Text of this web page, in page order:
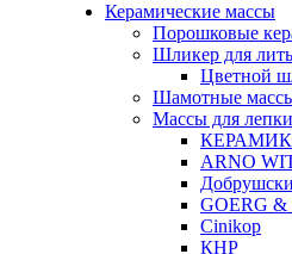
Керамические массы
Порошковые
Шликер для
Цветной
Шамотные
Массы для лепки
ARNO
GOERG &
Cinikop
КНР